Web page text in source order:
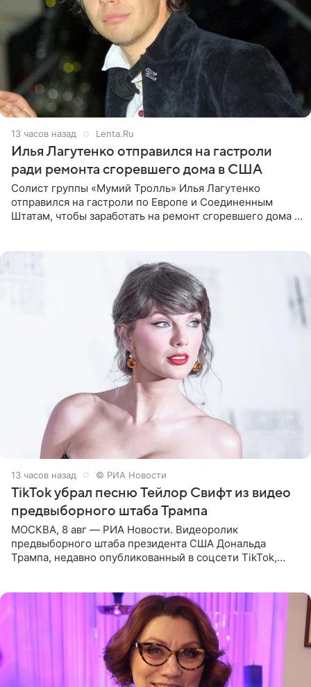
13 часов назад Lenta.Ru
Илья Лагутенко отправился на гастроли
ради ремонта сгоревшего дома в США
Солист группы «Мумий Тролль» Илья Лагутенко
отправился на гастроли по Европе и Соединенным
Штатам, чтобы заработать на ремонт сгоревшего дома в
13 часов назад © РИА Новости
TikTok убрал песню Тейлор Свифт из видео
предвыборного штаба Трампа
МОСКВА, 8 авг — РИА Новости. Видеоролик
предвыборного штаба президента США Дональда
Трампа, недавно опубликованный в соцсети TikTok,